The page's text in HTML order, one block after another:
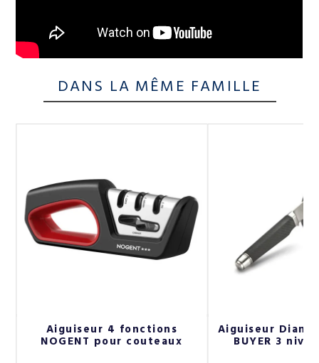
DANS LA MÊME FAMILLE
Aiguiseur 4 fonctions
NOGENT pour couteaux
Aiguiseur
BUYER 3